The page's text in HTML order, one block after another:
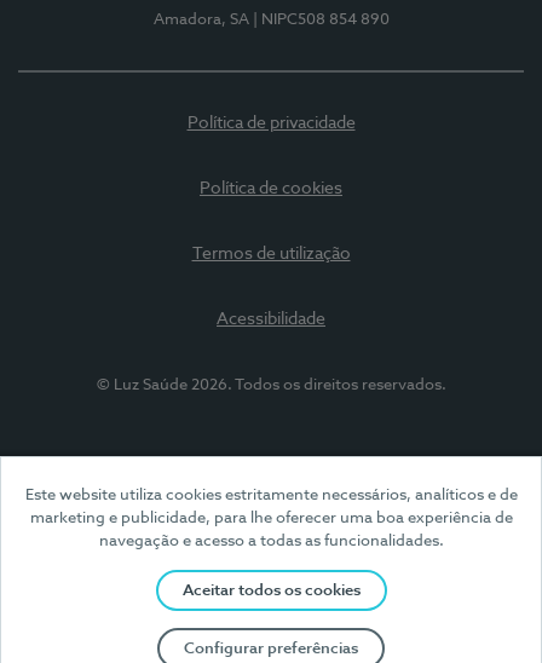
Este website utiliza cookies estritamente necessários, analíticos e de
marketing e publicidade, para lhe oferecer uma boa experiência de
navegação e acesso a todas as funcionalidades.
Aceitar todos os cookies
Configurar preferências
Amadora, SA
| NIPC508 854 890
Política de privacidade
Política de cookies
Termos de utilização
Acessibilidade
© Luz Saúde 2026. Todos os direitos reservados.